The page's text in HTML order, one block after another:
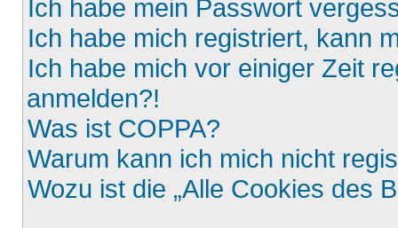
Ich habe mein Passwort
Ich habe mich registriert, kann
Ich habe mich vor einiger Zeit
anmelden?!
Was ist COPPA?
Warum kann ich mich nicht
Wozu ist die „Alle Cookies des